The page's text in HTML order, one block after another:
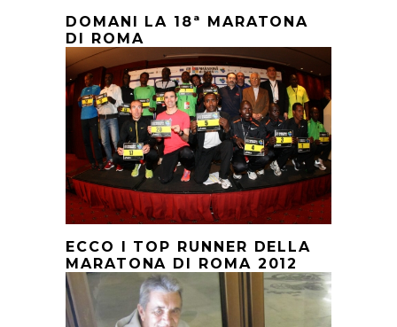
DOMANI LA 18ª MARATONA
DI ROMA
ECCO I TOP RUNNER DELLA
MARATONA DI ROMA 2012